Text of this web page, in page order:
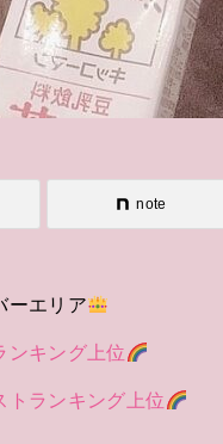
note
ーエリア
ンキング上位
トランキング上位